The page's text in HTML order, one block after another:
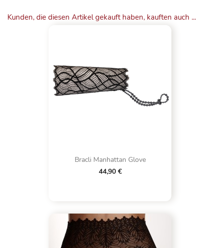
Kunden, die diesen Artikel gekauft haben, kauften auch ...
Bracli Manhattan Glove
44,90 €